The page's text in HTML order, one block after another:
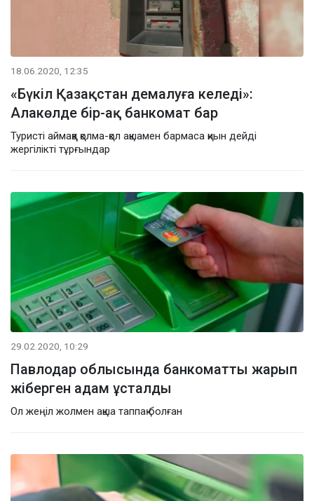
18.06.2020, 12:35
«Бүкіл Қазақстан демалуға келеді»:
Алакөлде бір-ақ банкомат бар
Туристі аймаққа қолма-қол ақшамен бармаса қиын дейді
жергілікті тұрғындар
29.02.2020, 10:29
Павлодар облысында банкоматты жарып
жіберген адам ұсталды
Ол жеңіл жолмен ақша таппақ болған